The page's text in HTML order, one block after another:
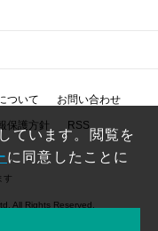
ついて お問い合わせ
保護方針 RSS
す
All Rights Reserved.
ています。閲覧を
に同意したことに